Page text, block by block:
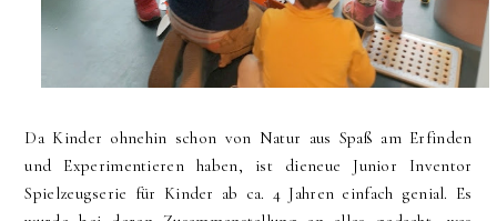
Da Kinder ohnehin schon von Natur aus Spaß am Erfinden
und Experimentieren haben, ist dieneue Junior Inventor
Spielzeugserie für Kinder ab ca. 4 Jahren einfach genial. Es